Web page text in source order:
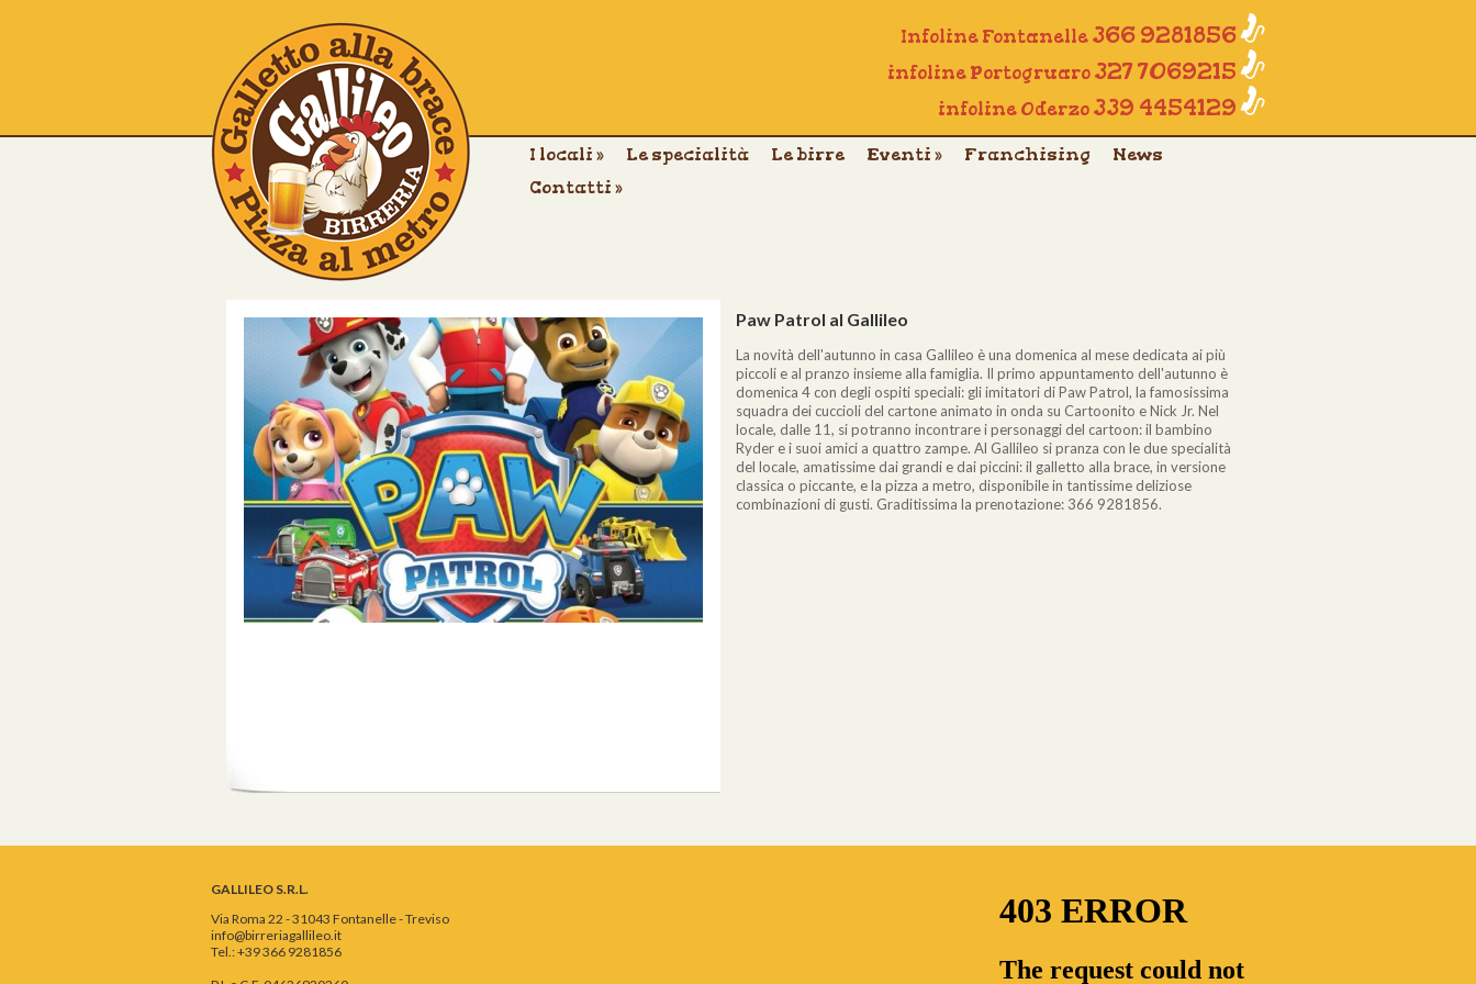
Infoline Fontanelle 366 9281856
infoline Portogruaro 327 7069215
infoline Oderzo 339 4454129
I locali » Le specialità Le birre Eventi » Franchising
News
Contatti »
Paw Patrol al Gallileo
La novità dell'autunno in casa Gallileo è una domenica al mese dedicata ai più
piccoli e al pranzo insieme alla famiglia. Il primo appuntamento dell'autunno è
domenica 4 con degli ospiti speciali: gli imitatori di Paw Patrol, la famosissima
squadra dei cuccioli del cartone animato in onda su Cartoonito e Nick Jr. Nel
locale, dalle 11, si potranno incontrare i personaggi del cartoon: il bambino
Ryder e i suoi amici a quattro zampe. Al Gallileo si pranza con le due specialità
del locale, amatissime dai grandi e dai piccini: il galletto alla brace, in versione
classica o piccante, e la pizza a metro, disponibile in tantissime deliziose
combinazioni di gusti. Graditissima la prenotazione: 366 9281856.
GALLILEO S.R.L.
Via Roma 22 - 31043 Fontanelle - Treviso
info@birreriagallileo.it
Tel.: +39 366 9281856